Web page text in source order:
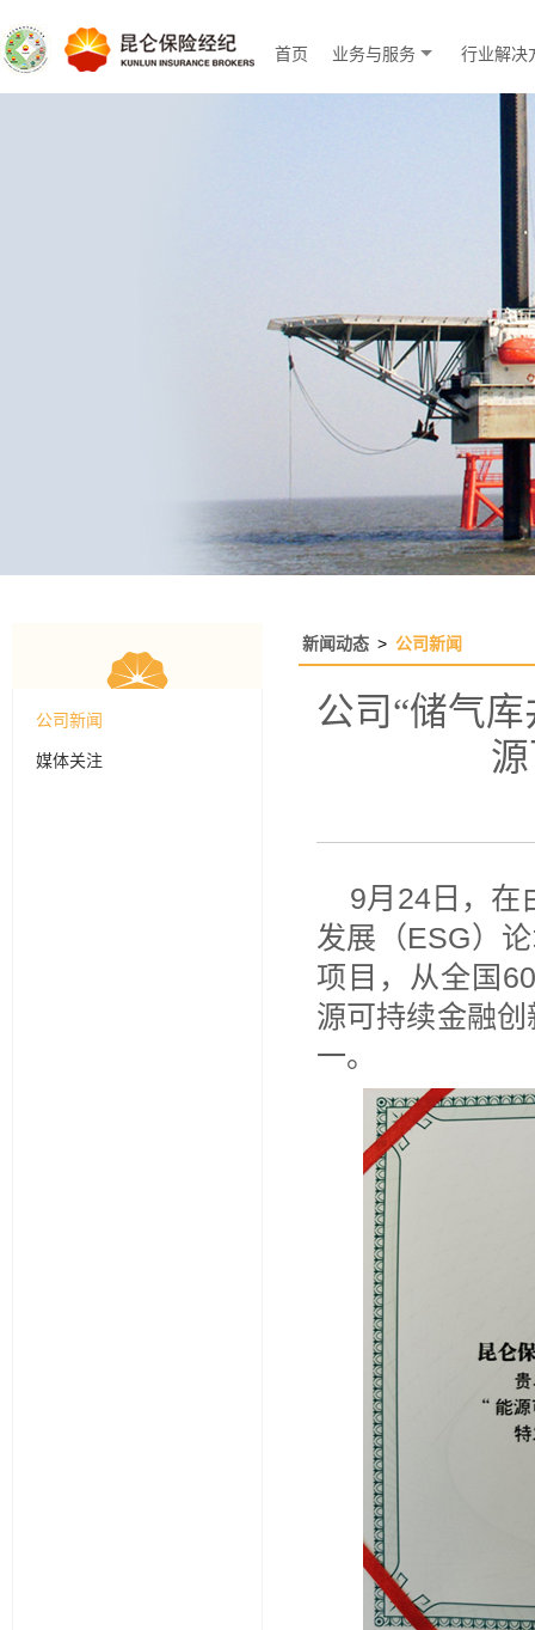
首页 业务与服务 行业解决
公司新闻
媒体关注
新闻动态 > 公司新闻
公司“储气
9月24日，在
发展（ESG）
项目，从全国
源可持续金融
一。